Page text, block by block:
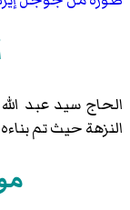
النزهة حيث تم بناءه